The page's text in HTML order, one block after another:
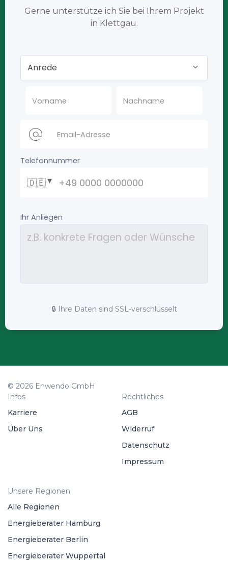
Gerne unterstütze ich Sie bei Ihrem Projekt
in Klettgau.
🔒 Ihre Daten sind SSL-verschlüsselt
© 2026 Enwendo GmbH
Infos
Karriere
Über Uns
Rechtliches
AGB
Widerruf
Datenschutz
Impressum
Unsere Regionen
Alle Regionen
Energieberater Hamburg
Energieberater Berlin
Energieberater Wuppertal